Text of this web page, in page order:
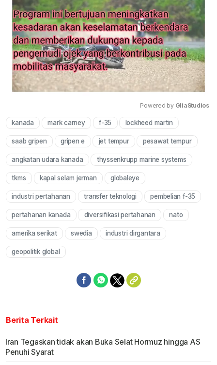
Mute
Powered by GliaStudios
kanada mark carney f-35 lockheed martin
saab gripen gripen e jet tempur pesawat tempur
angkatan udara kanada thyssenkrupp marine systems
tkms kapal selam jerman globaleye
industri pertahanan transfer teknologi pembelian f-35
pertahanan kanada diversifikasi pertahanan nato
amerika serikat swedia industri dirgantara
geopolitik global
Berita Terkait
Iran Tegaskan tidak akan Buka Selat Hormuz hingga AS
Penuhi Syarat